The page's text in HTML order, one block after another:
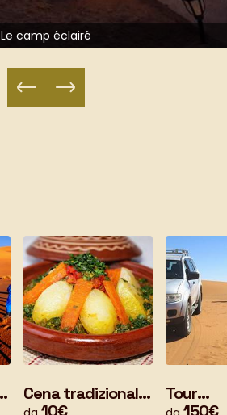
Le camp éclairé
Cena tradizionale
Tour